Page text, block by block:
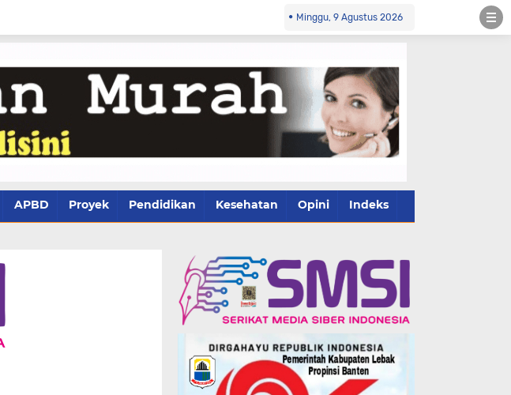
Minggu, 9 Agustus 2026
APBD Proyek Pendidikan Kesehatan Opini Indeks